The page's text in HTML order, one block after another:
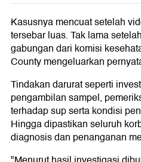
Kasusnya mencuat setelah
tersebar luas. Tak lama
gabungan dari komisi
County mengeluarkan
Tindakan darurat seperti
pengambilan sampel,
terhadap sup serta kondisi
Hingga dipastikan seluruh
diagnosis dan penanganan